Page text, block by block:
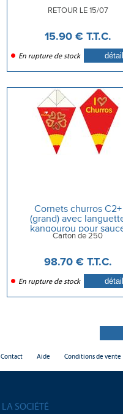
RETOUR LE 15/07
15.90 € T.T.C.
En rupture de stock
Cornets churros C2+
(grand) avec
kangourou pour
chocolat
Carton de 250
98.70 € T.T.C.
En rupture de stock
Contact Aide Conditions de vente
LA SOCIÉTÉ